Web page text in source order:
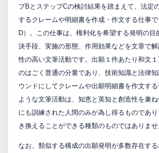
プBとステップCの検討結果を踏まえて、法定
するクレームや明細書を作成・作文する仕事
D）。この仕事は、権利化を希望する発明の目
決手段、実施の形態、作用効果などを文章で
性の高い文筆活動です。出願１件あたり和文
のはごく普通の分量であり、技術知識と法律
ウンドにしてクレームや出願明細書を作文す
ような文筆活動は、知恵と英知と創造性を兼
にも訓練された人間のみが為し得るものであ
き換えることができる種類のものではありませ
なお、類似する構成の出願発明が多数存在す